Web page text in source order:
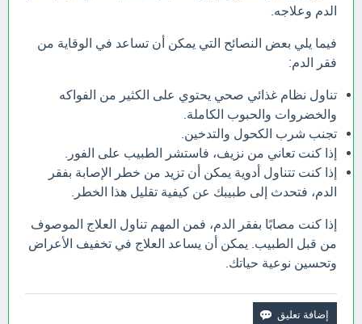
الدم وعلاجه.
فيما يلي بعض النصائح التي يمكن أن تساعد في الوقاية من
فقر الدم:
تناول نظام غذائي صحي يحتوي على الكثير من الفواكه
والخضروات والحبوب الكاملة.
تجنب شرب الكحول والتدخين.
إذا كنت تعاني من نزيف، فاستشر الطبيب على الفور.
إذا كنت تتناول أدوية يمكن أن تزيد من خطر الإصابة بفقر
الدم، فتحدث إلى طبيبك عن كيفية تقليل هذا الخطر.
إذا كنت مصابًا بفقر الدم، فمن المهم تناول العلاج الموصوف
من قبل الطبيب. يمكن أن يساعد العلاج في تخفيف الأعراض
وتحسين نوعية حياتك.